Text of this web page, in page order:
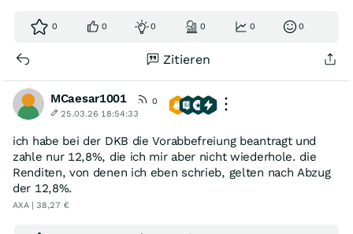
0 0 0 0 0 0
Zitieren
MCaesar1001
0
25.03.26 18:54:33
ich habe bei der DKB die Vorabbefreiung beantragt und
zahle nur 12,8%, die ich mir aber nicht wiederhole. die
Renditen, von denen ich eben schrieb, gelten nach Abzug
der 12,8%.
AXA | 38,27 €